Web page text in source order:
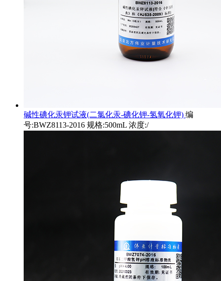
碱性碘化汞钾试液(二氯化汞-碘化钾-氢氧化钾) 编
号:BWZ8113-2016 规格:500mL 浓度:/